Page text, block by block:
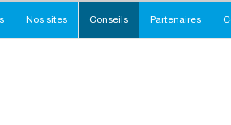
Nos sites Conseils Partenaires